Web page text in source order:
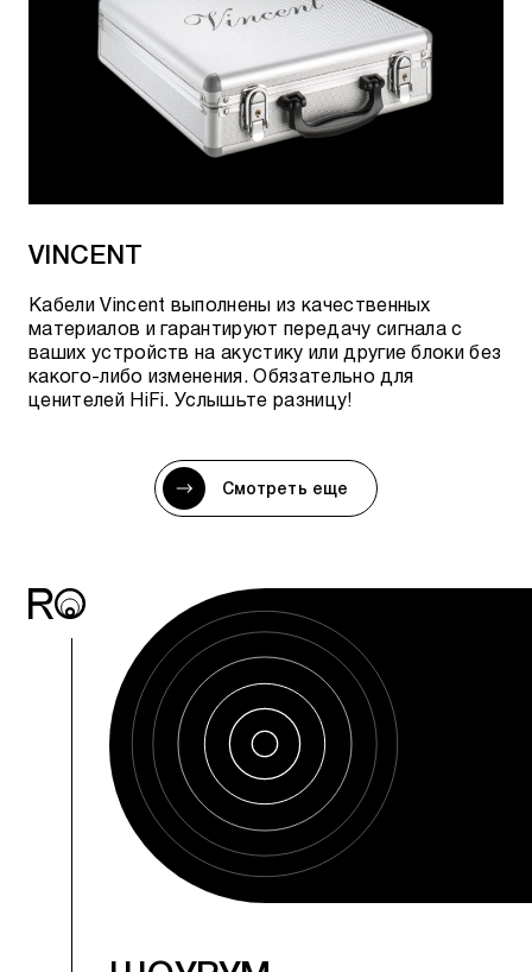
VINCENT
Кабели Vincent выполнены из качественных
материалов и гарантируют передачу сигнала с
ваших устройств на акустику или другие блоки без
какого-либо изменения. Обязательно для
ценителей HiFi. Услышьте разницу!
Смотреть еще